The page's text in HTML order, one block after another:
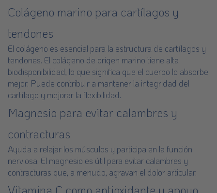
Colágeno marino para cartílagos y
tendones
El colágeno es esencial para la estructura de cartílagos y
tendones. El colágeno de origen marino tiene alta
biodisponibilidad, lo que significa que el cuerpo lo absorbe
mejor. Puede contribuir a mantener la integridad del
cartílago y mejorar la flexibilidad.
Magnesio para evitar calambres y
contracturas
Ayuda a relajar los músculos y participa en la función
nerviosa. El magnesio es útil para evitar calambres y
contracturas que, a menudo, agravan el dolor articular.
Vitamina C como antioxidante y apoyo